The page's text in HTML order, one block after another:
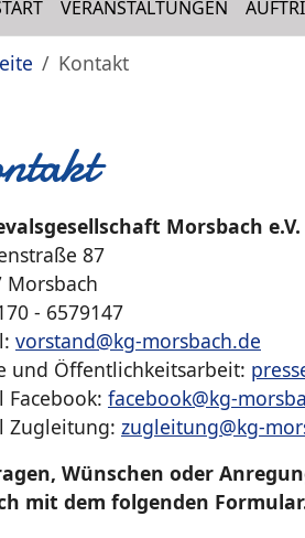
VERANSTALTUNGEN
hier:
Kontakt
Morsbach e.V.
87
Morsbach
- 6579147
vorstand@kg-morsbach.de
und Öffentlichkeitsarbeit:
Facebook: facebook@kg-
Zugleitung: zugleitung@kg-
Wünschen oder
mit dem folgenden